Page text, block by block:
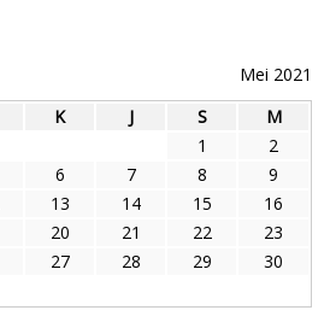
Mei 2021
K J S
M
1
2
6 7 8
9
13 14 15
16
20 21 22
23
27 28 29
30